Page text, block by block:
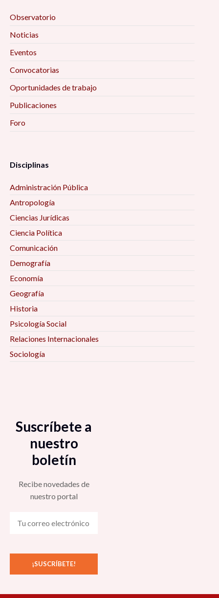
Observatorio
Noticias
Eventos
Convocatorias
Oportunidades de trabajo
Publicaciones
Foro
Disciplinas
Administración Pública
Antropología
Ciencias Jurídicas
Ciencia Política
Comunicación
Demografía
Economía
Geografía
Historia
Psicología Social
Relaciones Internacionales
Sociología
Suscríbete a
nuestro
boletín
Recibe novedades de
nuestro portal